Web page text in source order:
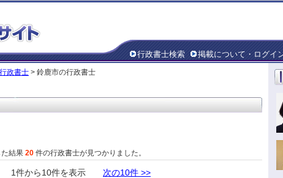
行政書士検索 掲載について・ログイ
政書士 > 鈴鹿市の行政書士
た結果 20 件の行政書士が見つかりました。
件から10件を表示 次の10件 >>